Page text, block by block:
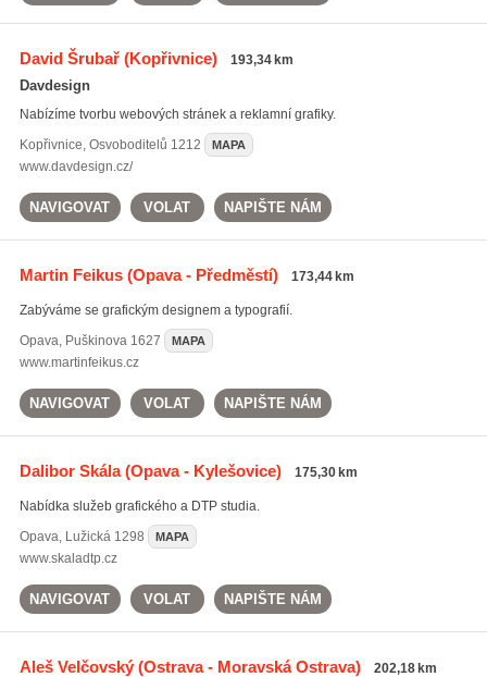
David Šrubař(Kopřivnice) 193,34 km
Davdesign
Nabízíme tvorbu webových stránek a reklamní grafiky.
Kopřivnice, Osvoboditelů 1212 MAPA
www.davdesign.cz/
NAVIGOVAT VOLAT NAPIŠTE NÁM
Martin Feikus(Opava - Předměstí) 173,44 km
Zabýváme se grafickým designem a typografií.
Opava, Puškinova 1627 MAPA
www.martinfeikus.cz
NAVIGOVAT VOLAT NAPIŠTE NÁM
Dalibor Skála(Opava - Kylešovice) 175,30 km
Nabídka služeb grafického a DTP studia.
Opava, Lužická 1298 MAPA
www.skaladtp.cz
NAVIGOVAT VOLAT NAPIŠTE NÁM
Aleš Velčovský(Ostrava - Moravská Ostrava) 202,18 km